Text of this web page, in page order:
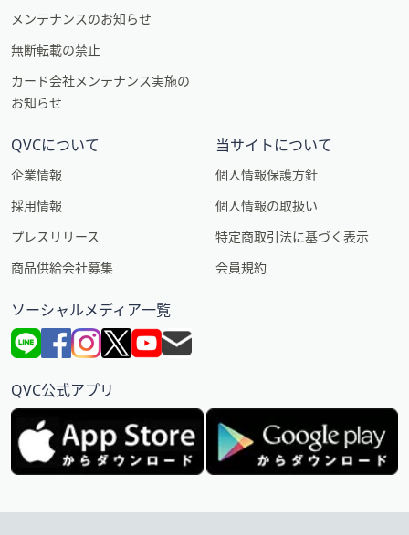
メンテナンスのお知らせ
無断転載の禁止
カード会社メンテナンス実施の
お知らせ
QVCについて
企業情報
採用情報
プレスリリース
商品供給会社募集
当サイトについて
個人情報保護方針
個人情報の取扱い
特定商取引法に基づく表示
会員規約
ソーシャルメディア一覧
QVC公式アプリ